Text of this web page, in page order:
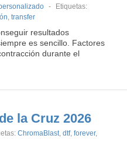
-
Etiquetas:
, transfer
resultados
es sencillo. Factores
durante el
la Cruz 2026
ChromaBlast, dtf, forever,